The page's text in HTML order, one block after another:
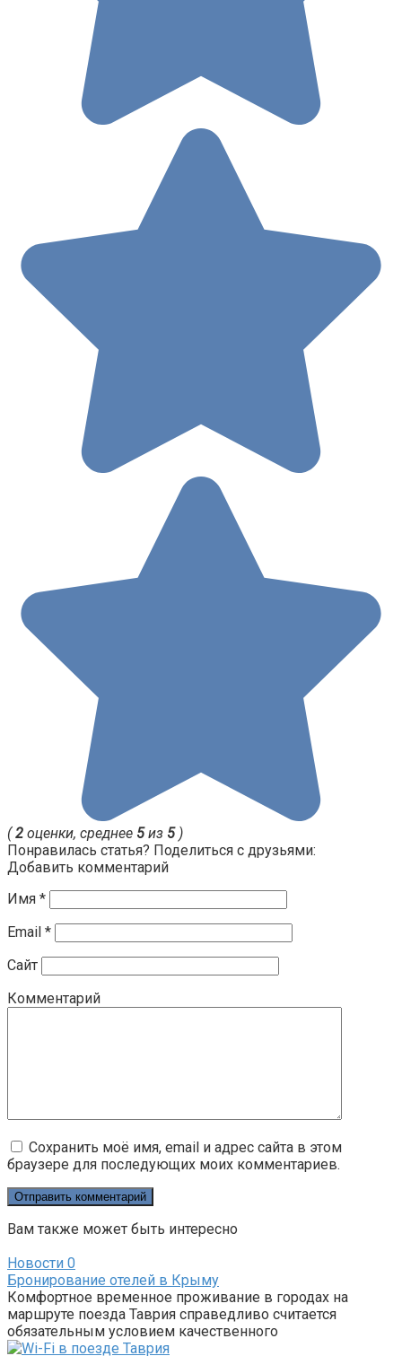
(2 оценки, среднее 5из 5)
Понравилась статья? Поделиться с друзьями:
Добавить комментарий
Имя *
Email *
Сайт
Комментарий
Сохранить моё имя, email и адрес сайта в этом
браузере для последующих моих комментариев.
Вам также может быть интересно
Новости 0
Бронирование отелей в Крыму
Комфортное временное проживание в городах на
маршруте поезда Таврия справедливо считается
обязательным условием качественного